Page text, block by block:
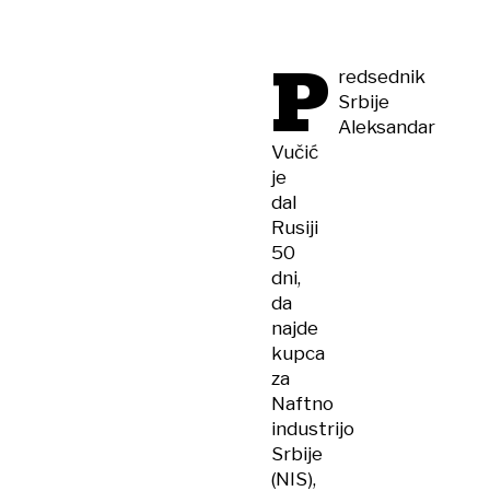
P redsednik
Srbije
Aleksandar
Vučić
je
dal
Rusiji
50
dni,
da
najde
kupca
za
Naftno
industrijo
Srbije
(NIS),
lahko